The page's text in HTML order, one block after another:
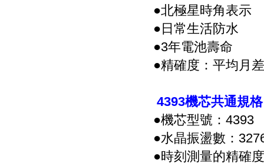
●北極星時角表示
●日常生活防水
●3年電池壽命
●精確度：平均月
4393機芯共通規格
●機芯型號 ：4393
●水晶振盪數：
●時刻測量的精確